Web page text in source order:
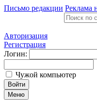
Письмо редакции Реклама
Авторизация
Регистрация
Логин:
Чужой компьютер
Войти
Меню